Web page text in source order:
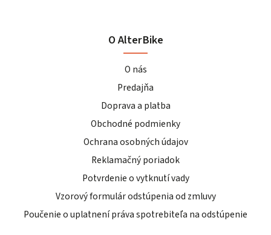
O AlterBike
O nás
Predajňa
Doprava a platba
Obchodné podmienky
Ochrana osobných údajov
Reklamačný poriadok
Potvrdenie o vytknutí vady
Vzorový formulár odstúpenia od zmluvy
Poučenie o uplatnení práva spotrebiteľa na odstúpenie